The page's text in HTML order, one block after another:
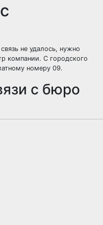
не удалось, нужно
компании. С городского
номеру 09.
с бюро